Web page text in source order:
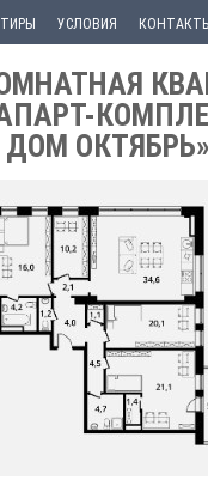
УСЛОВИЯ КОНТАКТЫ
ОКТЯБРЬ»